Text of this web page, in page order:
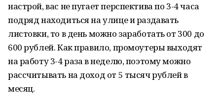
настрой, вас не пугает перспектива по 3-4 часа
подряд находиться на улице и раздавать
листовки, то в день можно заработать от 300 до
600 рублей. Как правило, промоутеры выходят
на работу 3-4 раза в неделю, поэтому можно
рассчитывать на доход от 5 тысяч рублей в
месяц.